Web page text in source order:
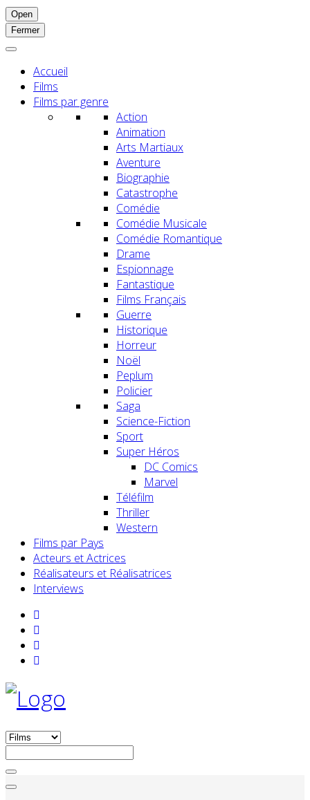
Open
Fermer
Accueil
Films
Films par genre
Action
Animation
Arts Martiaux
Aventure
Biographie
Catastrophe
Comédie
Comédie Musicale
Comédie Romantique
Drame
Espionnage
Fantastique
Films Français
Guerre
Historique
Horreur
Noël
Peplum
Policier
Saga
Science-Fiction
Sport
Super Héros
DC Comics
Marvel
Téléfilm
Thriller
Western
Films par Pays
Acteurs et Actrices
Réalisateurs et Réalisatrices
Interviews